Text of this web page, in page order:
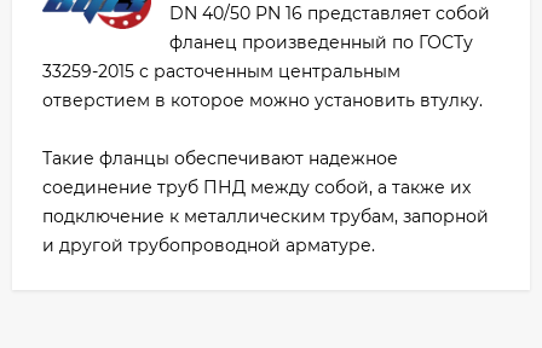
DN 40/50 PN 16 представляет собой
фланец произведенный по ГОСТу
33259-2015 с расточенным центральным
отверстием в которое можно установить втулку.
Такие фланцы обеспечивают надежное
соединение труб ПНД между собой, а также их
подключение к металлическим трубам, запорной
и другой трубопроводной арматуре.